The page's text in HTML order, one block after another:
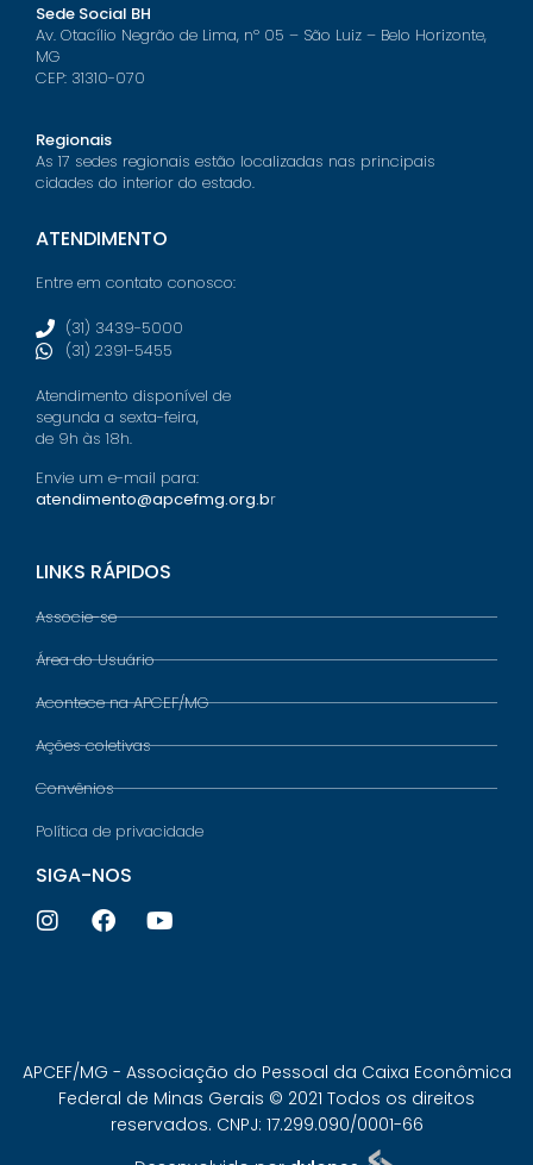
Sede Social BH
Av. Otacílio Negrão de Lima, nº 05 – São Luiz – Belo Horizonte,
MG
CEP: 31310-070
Regionais
As 17 sedes regionais estão localizadas nas principais
cidades do interior do estado.
ATENDIMENTO
Entre em contato conosco:
(31) 3439-5000
(31) 2391-5455
Atendimento disponível de
segunda a sexta-feira,
de 9h às 18h.
Envie um e-mail para:
atendimento@apcefmg.org.br
LINKS RÁPIDOS
Associe-se
Área do Usuário
Acontece na APCEF/MG
Ações coletivas
Convênios
Política de privacidade
SIGA-NOS
APCEF/MG - Associação do Pessoal da Caixa Econômica
Federal de Minas Gerais © 2021 Todos os direitos
reservados. CNPJ: 17.299.090/0001-66